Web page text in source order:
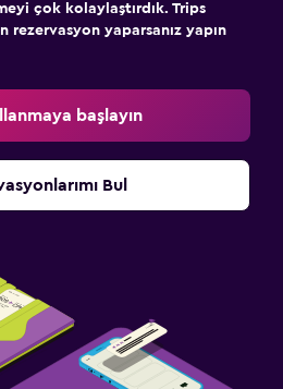
çok kolaylaştırdık. Trips
yaparsanız yapın
başlayın
Bul